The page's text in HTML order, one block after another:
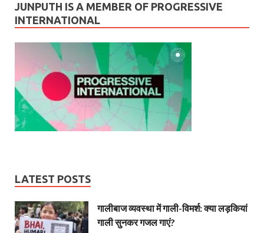
JUNPUTH IS A MEMBER OF PROGRESSIVE
INTERNATIONAL
LATEST POSTS
गालीबाज व्‍यवस्‍था में गाली-विमर्श: क्या लड़कियां
गाली सुनकर गजल गाएं?